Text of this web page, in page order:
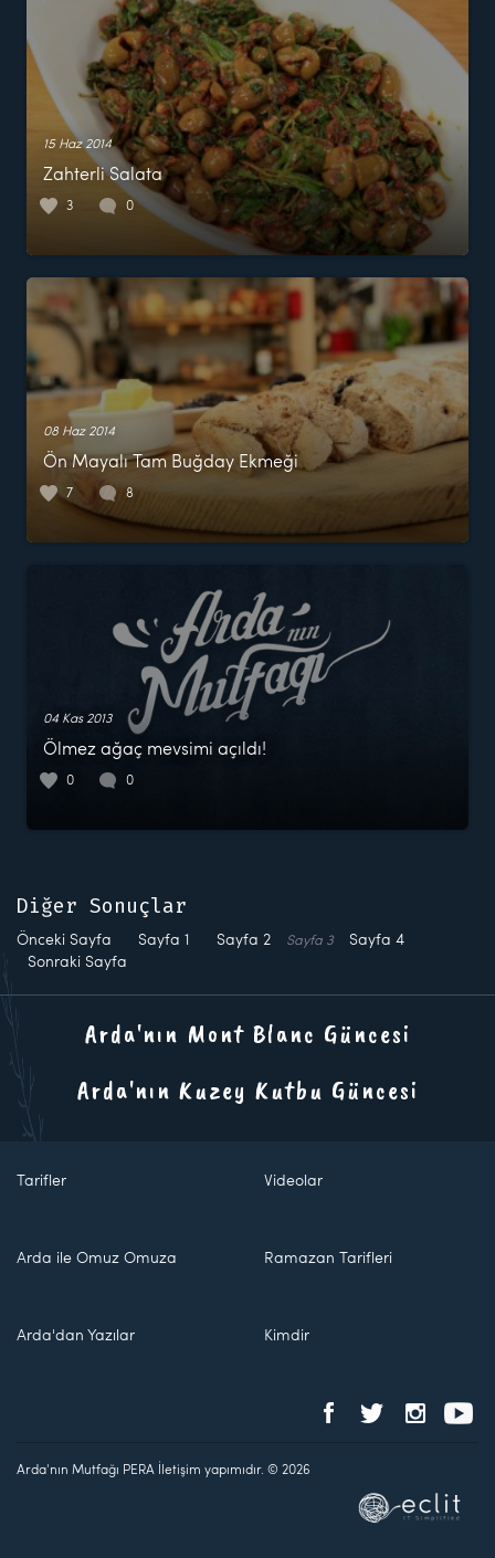
15 Haz 2014
Zahterli Salata
3 0
08 Haz 2014
Ön Mayalı Tam Buğday Ekmeği
7 8
04 Kas 2013
Ölmez ağaç mevsimi açıldı!
0 0
Diğer Sonuçlar
Önceki Sayfa Sayfa 1 Sayfa 2 Sayfa 3 Sayfa 4
Sonraki Sayfa
Arda'nın Mont Blanc Güncesi
Arda'nın Kuzey Kutbu Güncesi
Tarifler Videolar
Arda ile Omuz Omuza Ramazan Tarifleri
Arda'dan Yazılar Kimdir
Arda'nın Mutfağı PERA İletişim yapımıdır. © 2026